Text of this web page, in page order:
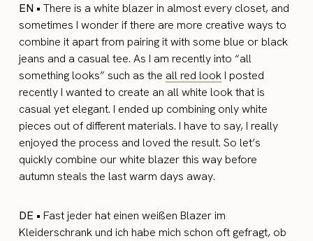
EN • There is a white blazer in almost every closet, and
sometimes I wonder if there are more creative ways to
combine it apart from pairing it with some blue or black
jeans and a casual tee. As I am recently into “all
something looks” such as the all red lookI posted
recently I wanted to create an all white look that is
casual yet elegant. I ended up combining only white
pieces out of different materials. I have to say, I really
enjoyed the process and loved the result. So let’s
quickly combine our white blazer this way before
autumn steals the last warm days away.
DE •Fast jeder hat einen weißen Blazer im
Kleiderschrank und ich habe mich schon oft gefragt, ob